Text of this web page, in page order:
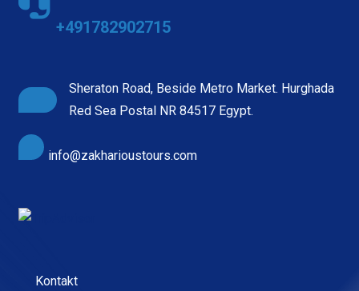
+491782902715
Sheraton Road, Beside Metro Market. Hurghada
Red Sea Postal NR 84517 Egypt.
info@zakharioustours.com
Kontakt